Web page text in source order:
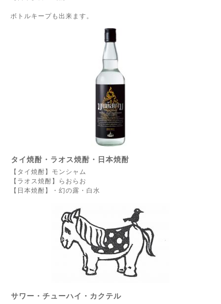
ボトルキープも出来ます。
タイ焼酎・ラオス焼酎・日本焼酎
【タイ焼酎】モンシャム
【ラオス焼酎】らおらお
【日本焼酎】・幻の露・白水
サワー・チューハイ・カクテル